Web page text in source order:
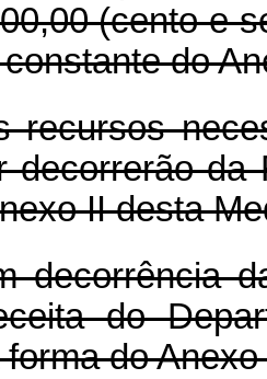
(cento e
do
decorrerão da
II desta
do
do Anexo